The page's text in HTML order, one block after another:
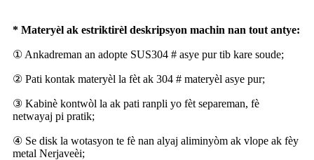
* Materyèl ak estriktirèl deskripsyon machin nan tout antye:
① Ankadreman an adopte SUS304 # asye pur tib kare soude;
② Pati kontak materyèl la fèt ak 304 # materyèl asye pur;
③ Kabinè kontwòl la ak pati ranpli yo fèt separeman, fè
netwayaj pi pratik;
④ Se disk la wotasyon te fè nan alyaj aliminyòm ak vlope ak fèy
metal Nerjaveèi;